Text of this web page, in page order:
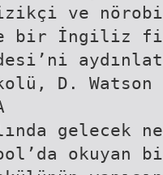
ve
bir İngiliz
D.
gelecek
okuyan